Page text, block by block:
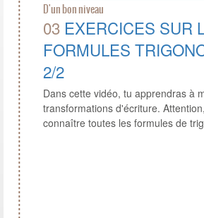
D'un bon niveau
03 EXERCICES SUR
FORMULES
2/2
Dans cette vidéo, tu apprendras à
transformations d'écriture.
connaître toutes les formules de